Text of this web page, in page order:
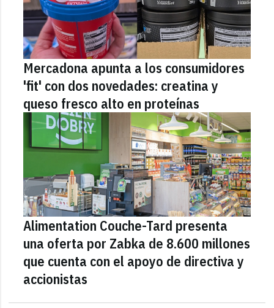
Mercadona apunta a los consumidores
'fit' con dos novedades: creatina y
queso fresco alto en proteínas
Alimentation Couche-Tard presenta
una oferta por Zabka de 8.600 millones
que cuenta con el apoyo de directiva y
accionistas